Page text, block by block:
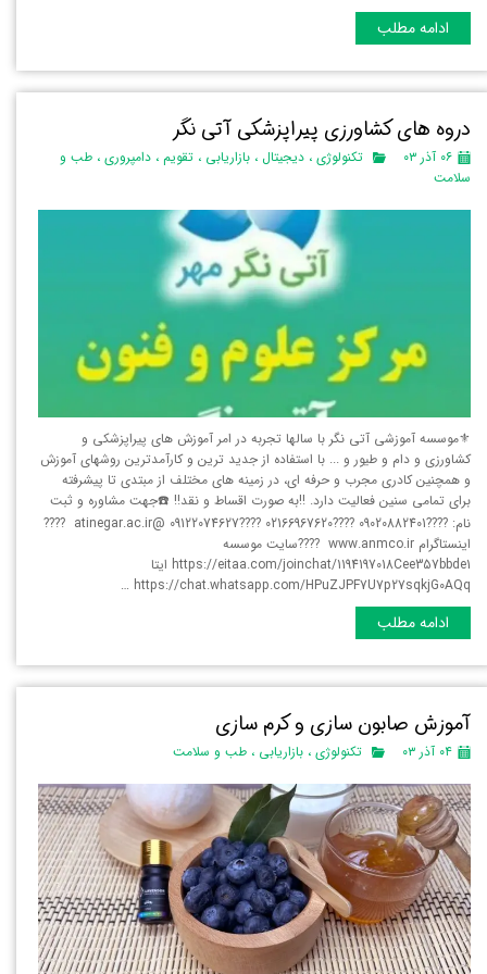
ادامه مطلب
دروه های کشاورزی پیراپزشکی آتی نگر
۰۶ آذر ۰۳ تکنولوژی ، دیجیتال ، بازاریابی ، تقویم ، دامپروری ، طب و
سلامت
⚜️موسسه آموزشی آتی نگر با سالها تجربه در امر آموزش های پیراپزشکی و
کشاورزی و دام و طیور و ... با استفاده از جدید ترین و کارآمدترین روشهای آموزش
و همچنین کادری مجرب و حرفه ای، در زمینه های مختلف از مبتدی تا پیشرفته
برای تمامی سنین فعالیت دارد. ‼️به صورت اقساط و نقد‼️ ☎️جهت مشاوره و ثبت
نام: ????09020882401 ????02166967620 ????09122074627 @atinegar.ac.ir ????
اینستاگرام www.anmco.ir ????سایت موسسه
https://eitaa.com/joinchat/1194197018Cee357bbde1 ایتا
https://chat.whatsapp.com/HPuZJPF7U7p27sqkjG0AQq …
ادامه مطلب
آموزش صابون سازی و کرم سازی
۰۴ آذر ۰۳ تکنولوژی ، بازاریابی ، طب و سلامت